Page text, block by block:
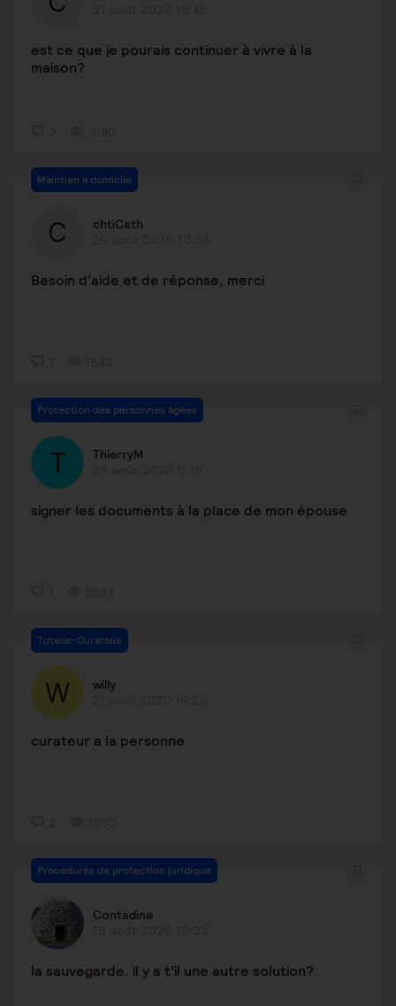
est ce que je pourais continuer à vivre à la
maison?
Maintien à domicile
chtiCath
Besoin d'aide et de réponse, merci
Protection des personnes âgées
ThierryM
signer les documents à la place de mon épouse
Tutelle-Curatelle
willy
curateur a la personne
Procédures de protection juridique
Contadine
la sauvegarde. il y a t'il une autre solution?